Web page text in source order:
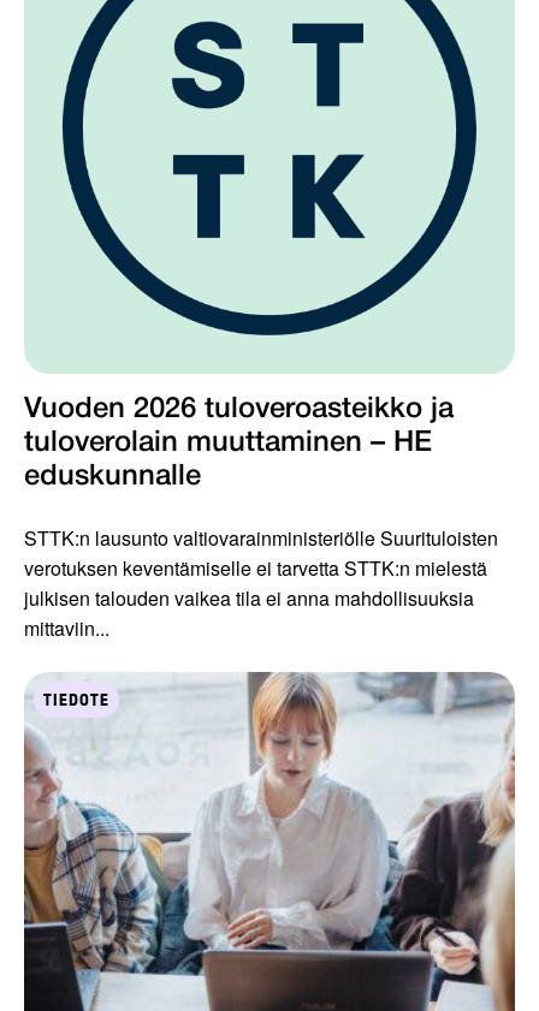
Vuoden 2026 tuloveroasteikko ja
tuloverolain muuttaminen – HE
eduskunnalle
STTK:n lausunto valtiovarainministeriölle Suurituloisten
verotuksen keventämiselle ei tarvetta STTK:n mielestä
julkisen talouden vaikea tila ei anna mahdollisuuksia
mittaviin...
TIEDOTE